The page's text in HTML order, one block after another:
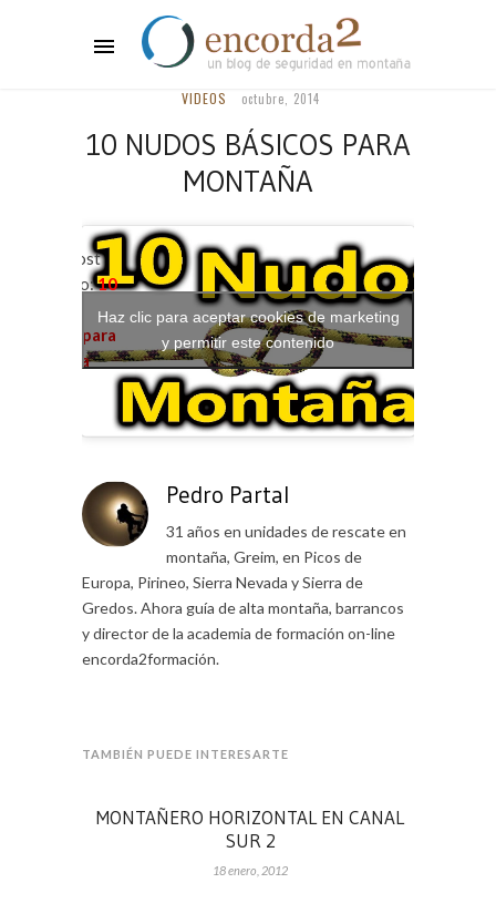
VIDEOS octubre, 2014
10 NUDOS BÁSICOS PARA
MONTAÑA
Lee el post
completo:10
básicos para
montaña
Haz clic para aceptar cookies de marketing
y permitir este contenido
Pedro Partal
31 años en unidades de rescate en
montaña, Greim, en Picos de
Europa, Pirineo, Sierra Nevada y Sierra de
Gredos. Ahora guía de alta montaña, barrancos
y director de la academia de formación on-line
encorda2formación.
TAMBIÉN PUEDE INTERESARTE
MONTAÑERO HORIZONTAL EN CANAL
SUR 2
18 enero, 2012